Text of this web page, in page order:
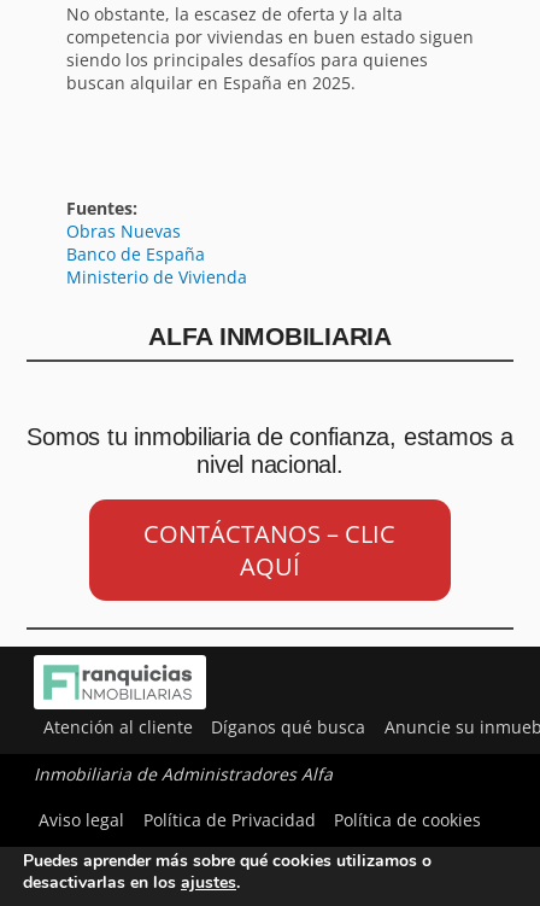
No obstante, la escasez de oferta y la alta
competencia por viviendas en buen estado siguen
siendo los principales desafíos para quienes
buscan alquilar en España en 2025.
Fuentes:
Obras Nuevas
Banco de España
Ministerio de Vivienda
ALFA INMOBILIARIA
Somos tu inmobiliaria de confianza, estamos a
nivel nacional.
CONTÁCTANOS – CLIC
AQUÍ
Atención al cliente Díganos qué busca Anuncie su
Inmobiliaria de Administradores Alfa
Aviso legal
Política de Privacidad Política de cookies
Utilizamos cookies para ofrecerte la mejor experiencia en
Puedes aprender más sobre qué cookies utilizamos o
desactivarlas en los ajustes.